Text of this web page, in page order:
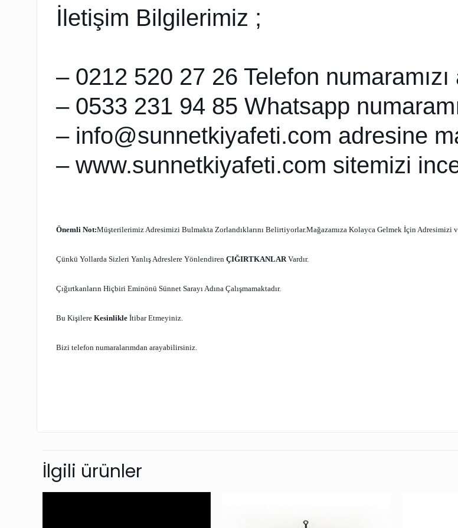
İletişim Bilgilerimiz ;
– 0212 520 27 26 Telefon
– 0533 231 94 85 Whatsapp
– info@sunnetkiyafeti.com adresine
– www.sunnetkiyafeti.com sitemizi
Önemli Not:Müşterilerimiz Adresimizi Bulmakta Zorlandıklarını Belirtiyorlar.Mağazamıza Kolayca Gelmek İçin Adresimizi
Çünkü Yollarda Sizleri Yanlış Adreslere Yönlendiren ÇIĞIRTKANLARVardır.
Çığırtkanların Hiçbiri Eminönü Sünnet Sarayı Adına Çalışmamaktadır.
Bu Kişilere Kesinlikleİtibar Etmeyiniz.
Bizi telefon numaralarımdan arayabilirsiniz.
İlgili ürünler